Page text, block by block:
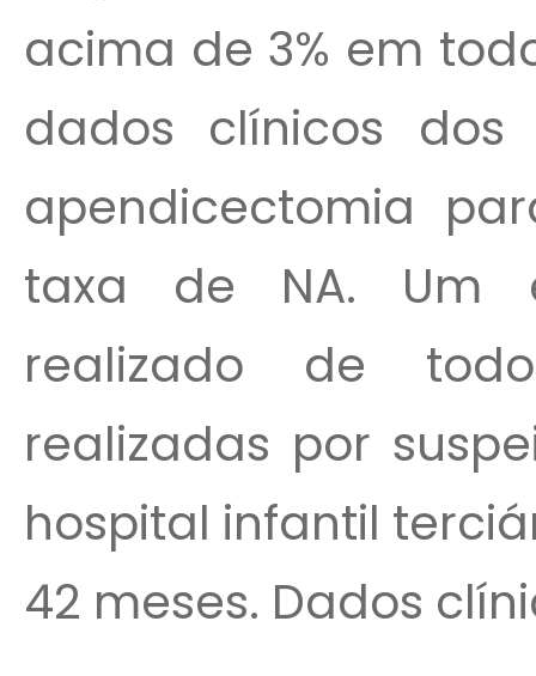
acima de 3% em
dados clínicos dos
apendicectomia
taxa de NA. Um
realizado de
realizadas por
hospital infantil
42 meses. Dados